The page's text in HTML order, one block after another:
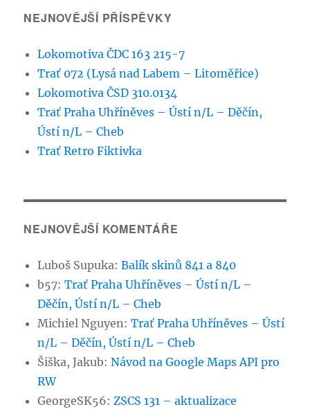
NEJNOVĚJŠÍ PŘÍSPĚVKY
Lokomotiva ČDC 163 215-7
Trať 072 (Lysá nad Labem – Litoměřice)
Lokomotiva ČSD 310.0134
Trať Praha Uhříněves – Ústí n/L – Děčín,
Ústí n/L – Cheb
Trať Retro Fiktivka
NEJNOVĚJŠÍ KOMENTÁŘE
Luboš Supuka:Balík skinů 841 a 840
b57:Trať Praha Uhříněves – Ústí n/L –
Děčín, Ústí n/L – Cheb
Michiel Nguyen:Trať Praha Uhříněves – Ústí
n/L – Děčín, Ústí n/L – Cheb
Šiška, Jakub:Návod na Google Maps API pro
RW
GeorgeSK56:ZSCS 131 – aktualizace